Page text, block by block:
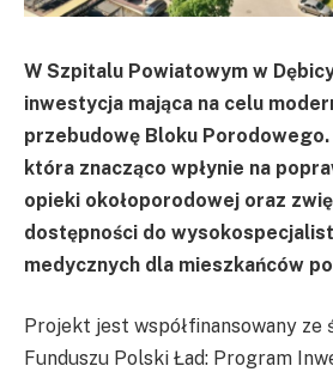
W Szpitalu Powiatowym w
inwestycja mająca na celu
przebudowę Bloku
która znacząco wpłynie na
opieki okołoporodowej oraz
dostępności do
medycznych dla mieszkańców
Projekt jest współfinansowany ze
Funduszu Polski Ład: Program